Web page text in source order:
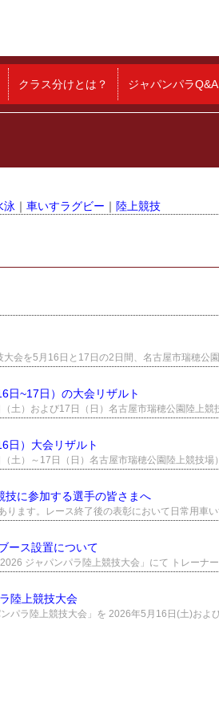
クラス分けとは？ ジャパンパラQ&A
泳 ｜ 車いすラグビー ｜ 陸上競技
~17日）の大会リザルト
日）大会リザルト
に参加する選手の皆さまへ
ース設置について
陸上競技大会